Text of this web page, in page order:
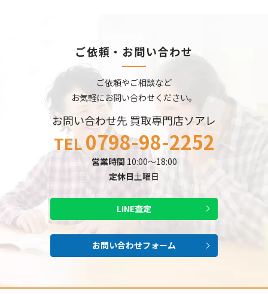
ご依頼・お問い合わせ
ご依頼やご相談など
お気軽にお問い合わせください。
お問い合わせ先 買取専門店ソアレ
TEL0798-98-2252
営業時間 10:00～18:00
定休日土曜日
LINE査定
お問い合わせフォーム